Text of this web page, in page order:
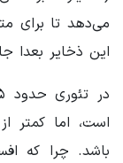
می‌دهد تا برای
این ذخایر بعدا
باشد. چرا که